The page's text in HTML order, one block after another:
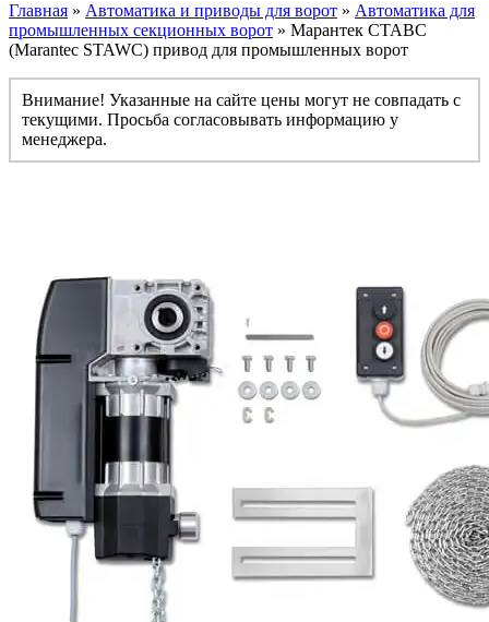
Главная » Автоматика и приводы для ворот » Автоматика для
промышленных секционных ворот » Марантек СТАВС
(Marantec STAWC) привод для промышленных ворот
Внимание! Указанные на сайте цены могут не совпадать с
текущими. Просьба согласовывать информацию у
менеджера.